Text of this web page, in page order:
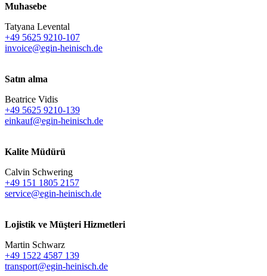
Muhasebe
Tatyana Levental
+49 5625 9210-107
invoice@egin-heinisch.de
Satın alma
Beatrice Vidis
+49 5625 9210-139
einkauf@egin-heinisch.de
Kalite Müdürü
Calvin Schwering
+49 151 1805 2157
service@egin-heinisch.de
Lojistik ve Müşteri Hizmetleri
Martin Schwarz
+49 1522 4587 139
transport@egin-heinisch.de